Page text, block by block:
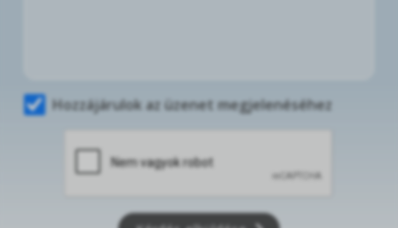
Hozzájárulok az üzenet megjelenéséhez